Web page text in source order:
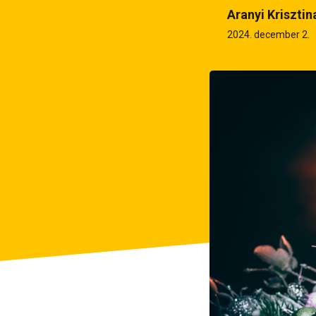
Aranyi
2024. december 2.